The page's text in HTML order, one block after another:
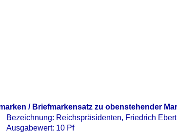
/ Briefmarkensatz zu obenstehender
Bezeichnung: Reichspräsidenten, Friedrich Ebert
Ausgabewert: 10 Pf